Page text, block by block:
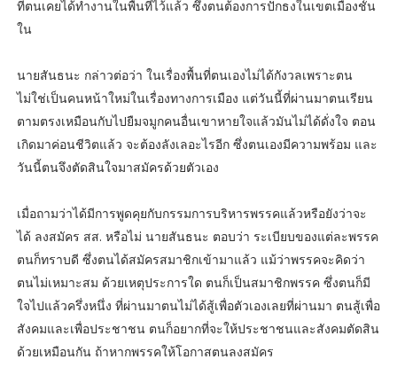
ที่ตนเคยได้ทำงานในพื้นที่ไว้แล้ว ซึ่งตนต้องการปักธงในเขตเมืองชั้น
ใน
นายสันธนะ กล่าวต่อว่า ในเรื่องพื้นที่ตนเองไม่ได้กังวลเพราะตน
ไม่ใช่เป็นคนหน้าใหม่ในเรื่องทางการเมือง แต่วันนี้ที่ผ่านมาตนเรียน
ตามตรงเหมือนกับไปยืมจมูกคนอื่นเขาหายใจแล้วมันไม่ได้ดั่งใจ ตอน
เกิดมาค่อนชีวิตแล้ว จะต้องลังเลอะไรอีก ซึ่งตนเองมีความพร้อม และ
วันนี้ตนจึงตัดสินใจมาสมัครด้วยตัวเอง
เมื่อถามว่าได้มีการพูดคุยกับกรรมการบริหารพรรคแล้วหรือยังว่าจะ
ได้ ลงสมัคร สส. หรือไม่ นายสันธนะ ตอบว่า ระเบียบของแต่ละพรรค
ตนก็ทราบดี ซึ่งตนได้สมัครสมาชิกเข้ามาแล้ว แม้ว่าพรรคจะคิดว่า
ตนไม่เหมาะสม ด้วยเหตุประการใด ตนก็เป็นสมาชิกพรรค ซึ่งตนก็มี
ใจไปแล้วครึ่งหนึ่ง ที่ผ่านมาตนไม่ได้สู้เพื่อตัวเองเลยที่ผ่านมา ตนสู้เพื่อ
สังคมและเพื่อประชาชน ตนก็อยากที่จะให้ประชาชนและสังคมตัดสิน
ด้วยเหมือนกัน ถ้าหากพรรคให้โอกาสตนลงสมัคร